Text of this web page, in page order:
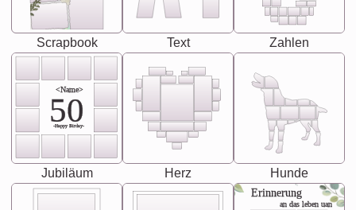
Scrapbook Text Zahlen
<Name>
50
-Happy Birday-
Jubiläum Herz Hunde
Erinnerung
an das leben uan